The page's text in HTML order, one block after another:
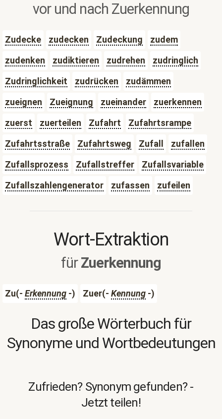
vor und nach Zuerkennung
Zudecke zudecken Zudeckung
zudem
zudenken
zudiktieren zudrehen
zudringlich
Zudringlichkeit
zudrücken
zudämmen
zueignen
Zueignung zueinander
zuerkennen
zuerst
zuerteilen Zufahrt
Zufahrtsrampe
Zufahrtsstraße
Zufahrtsweg Zufall
zufallen
Zufallsprozess
Zufallstreffer
Zufallsvariable
Zufallszahlengenerator
zufassen zufeilen
Wort-Extraktion
fürZuerkennung
Zu(- Erkennung -) Zuer(- Kennung -)
Das große Wörterbuch für
Synonyme und Wortbedeutungen
Zufrieden? Synonym gefunden? -
Jetzt teilen!